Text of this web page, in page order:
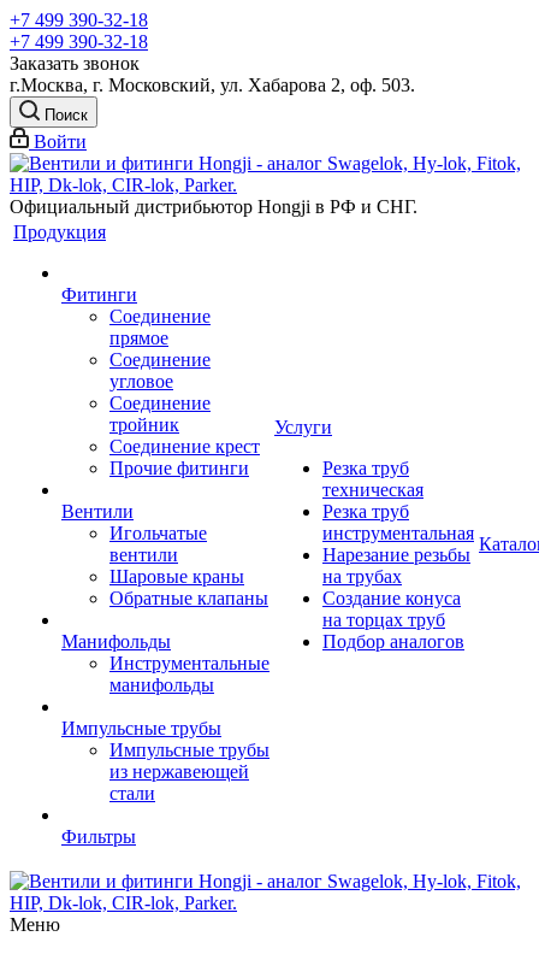
+7 499 390-32-18
+7 499 390-32-18
Заказать звонок
г.Москва, г. Московский, ул. Хабарова 2, оф. 503.
Поиск
Войти
Официальный дистрибьютор Hongji в РФ и СНГ.
Продукция
Фитинги
Соединение
прямое
Соединение
угловое
Соединение
тройник
Соединение крест
Прочие фитинги
Вентили
Игольчатые
вентили
Шаровые краны
Обратные клапаны
Манифольды
Инструментальные
манифольды
Импульсные трубы
Импульсные трубы
из нержавеющей
стали
Фильтры
Услуги
Резка труб
техническая
Резка труб
инструментальная
Нарезание резьбы
на трубах
Создание конуса
на торцах труб
Подбор аналогов
Меню